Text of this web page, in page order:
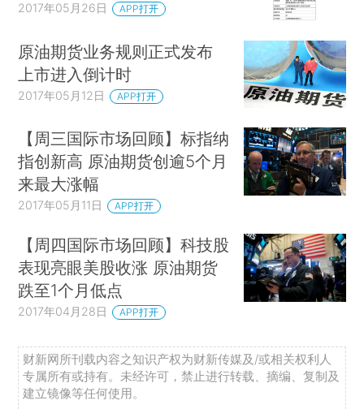
2017年05月26日 APP打开
原油期货业务规则正式发布
上市进入倒计时
2017年05月12日 APP打开
【周三国际市场回顾】标指纳
指创新高 原油期货创逾5个月
来最大涨幅
2017年05月11日 APP打开
【周四国际市场回顾】科技股
表现亮眼美股收涨 原油期货
跌至1个月低点
2017年04月28日 APP打开
财新网所刊载内容之知识产权为财新传媒及/或相关权利人
专属所有或持有。未经许可，禁止进行转载、摘编、复制及
建立镜像等任何使用。